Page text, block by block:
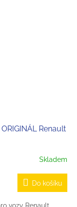
Renault
Skladem
Do košíku